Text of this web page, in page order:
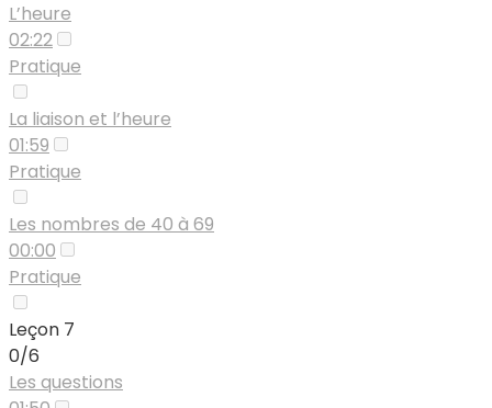
L’heure
02:22
Pratique
La liaison et l’heure
01:59
Pratique
Les nombres de 40 à 69
00:00
Pratique
Leçon 7
0/6
Les questions